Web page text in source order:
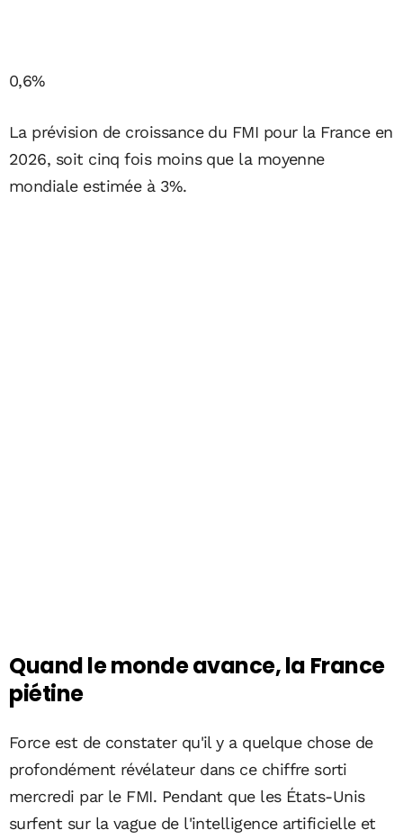
0,6%
La prévision de croissance du FMI pour la France en
2026, soit cinq fois moins que la moyenne
mondiale estimée à 3%.
Quand le monde avance, la France
piétine
Force est de constater qu'il y a quelque chose de
profondément révélateur dans ce chiffre sorti
mercredi par le FMI. Pendant que les États-Unis
surfent sur la vague de l'intelligence artificielle et